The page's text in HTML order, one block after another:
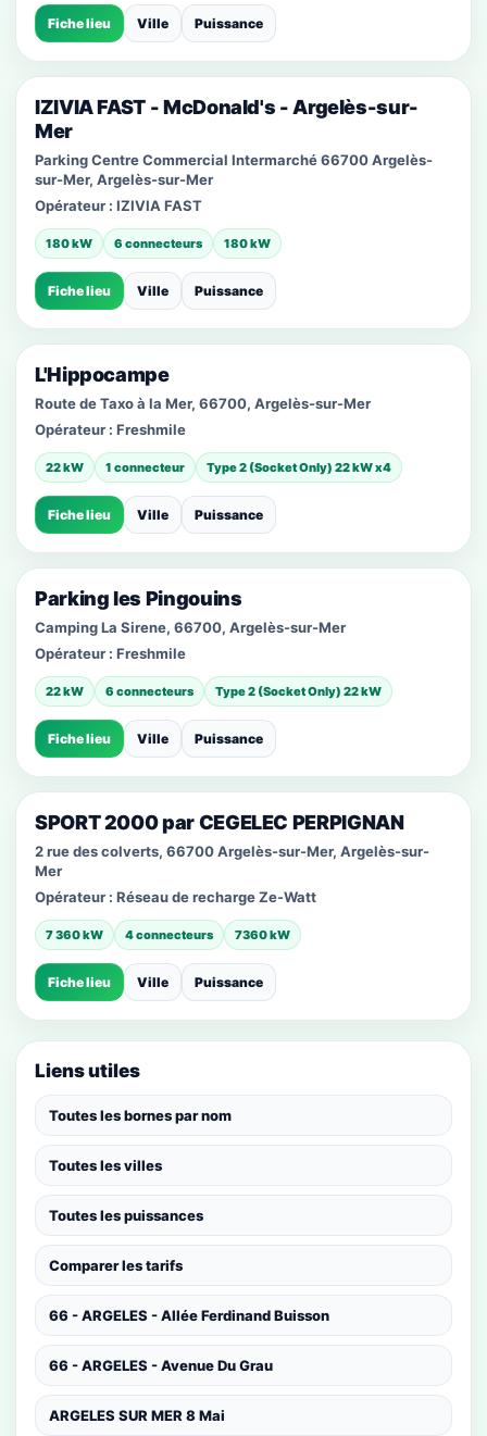
Fiche lieu Ville Puissance
IZIVIA FAST - McDonald's - Argelès-sur-
Mer
Parking Centre Commercial Intermarché 66700 Argelès-
sur-Mer, Argelès-sur-Mer
Opérateur : IZIVIA FAST
180 kW 6 connecteurs 180 kW
Fiche lieu Ville Puissance
L'Hippocampe
Route de Taxo à la Mer, 66700, Argelès-sur-Mer
Opérateur : Freshmile
22 kW 1 connecteur Type 2 (Socket Only) 22 kW x4
Fiche lieu Ville Puissance
Parking les Pingouins
Camping La Sirene, 66700, Argelès-sur-Mer
Opérateur : Freshmile
22 kW 6 connecteurs Type 2 (Socket Only) 22 kW
Fiche lieu Ville Puissance
SPORT 2000 par CEGELEC PERPIGNAN
2 rue des colverts, 66700 Argelès-sur-Mer, Argelès-sur-
Mer
Opérateur : Réseau de recharge Ze-Watt
7 360 kW 4 connecteurs 7360 kW
Fiche lieu Ville Puissance
Liens utiles
Toutes les bornes par nom
Toutes les villes
Toutes les puissances
Comparer les tarifs
66 - ARGELES - Allée Ferdinand Buisson
66 - ARGELES - Avenue Du Grau
ARGELES SUR MER 8 Mai